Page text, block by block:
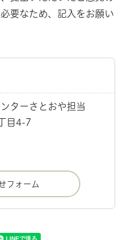
要なため、記入をお願い
ターさとおや担当
目4-7